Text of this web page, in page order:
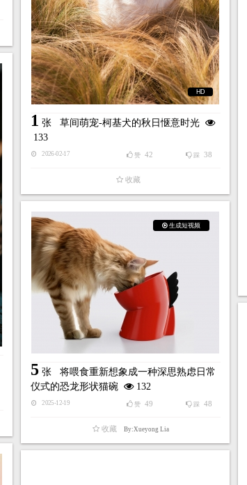
HD
1 张 草间萌宠-柯基犬的秋日惬意时光
133
2026-02-17 踩 38
赞 42
收藏
生成短视频
5张 将喂食重新想象成一种深思熟虑日常
仪式的恐龙形状猫碗
132
2025-12-19 踩 48
赞 49
收藏 By:Xueyong Lia